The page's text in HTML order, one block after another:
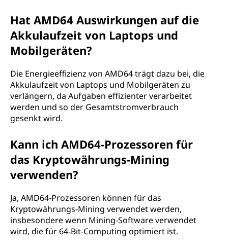
Hat AMD64 Auswirkungen auf die
Akkulaufzeit von Laptops und
Mobilgeräten?
Die Energieeffizienz von AMD64 trägt dazu bei, die
Akkulaufzeit von Laptops und Mobilgeräten zu
verlängern, da Aufgaben effizienter verarbeitet
werden und so der Gesamtstromverbrauch
gesenkt wird.
Kann ich AMD64-Prozessoren für
das Kryptowährungs-Mining
verwenden?
Ja, AMD64-Prozessoren können für das
Kryptowährungs-Mining verwendet werden,
insbesondere wenn Mining-Software verwendet
wird, die für 64-Bit-Computing optimiert ist.